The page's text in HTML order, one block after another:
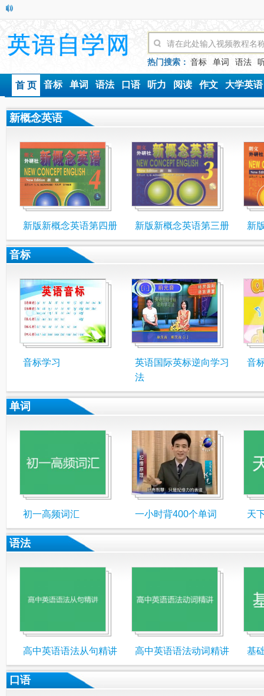
热门搜索： 音标 单词 语法
首 页 音标 单词 语法 口语 听力 阅读 作文 大学英语
新概念英语
新版新概念英语第四册 新版新概念英语第三册 新
音标
音标学习
英语国际英标逆向学习
法
音
单词
初一高频词汇 一小时背400个单词 天
语法
高中英语语法从句精讲 高中英语语法动词精讲 基
口语